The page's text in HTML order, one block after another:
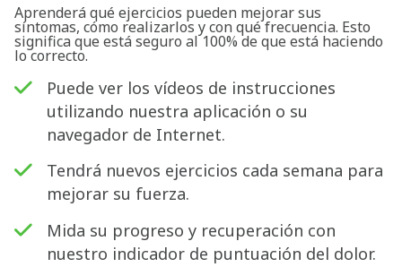
Aprenderá qué ejercicios pueden mejorar sus
síntomas, cómo realizarlos y con qué frecuencia. Esto
significa que está seguro al 100% de que está haciendo
lo correcto.
Puede ver los vídeos de instrucciones
utilizando nuestra aplicación o su
navegador de Internet.
Tendrá nuevos ejercicios cada semana para
mejorar su fuerza.
Mida su progreso y recuperación con
nuestro indicador de puntuación del dolor.